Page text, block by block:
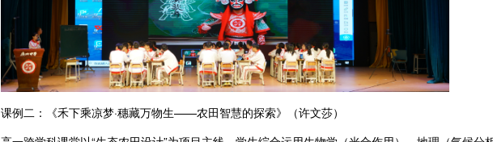
课例二：《禾下乘凉梦·穗藏万物生——农田智慧的探索》（许文莎）